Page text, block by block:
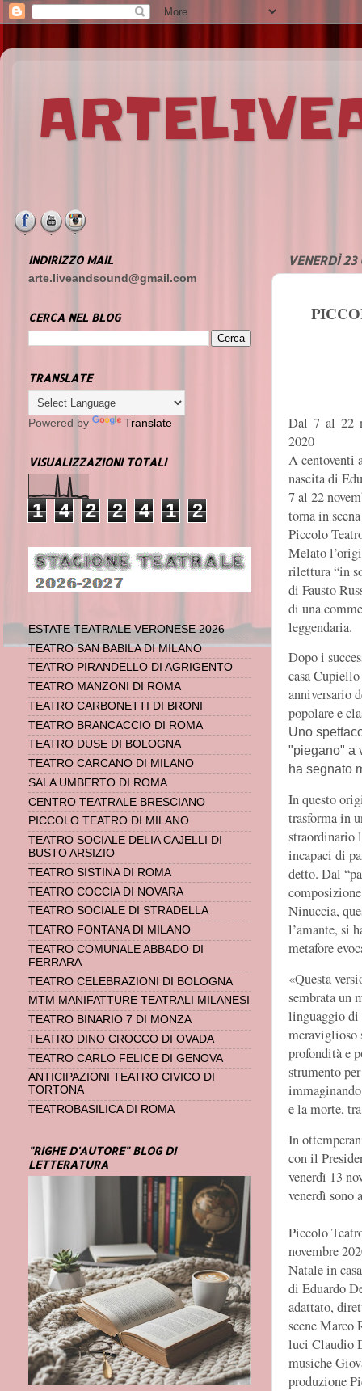
VENERDÌ
Dal 7 al 22
2020
A centoventi
nascita di
7 al 22
torna in
Piccolo
Melato
rilettura “in
di Fausto
di una
leggendaria.
Dopo i
casa
anniversario
popolare e
Uno
"piegano" a
ha segnato
In questo
trasforma in
straordinario
incapaci di
detto. Dal
Ninuccia,
l’amante, si
metafore
«Questa
sembrata un
linguaggio di
meraviglioso
profondità e
strumento
e la morte,
In
con il
venerdì 13
venerdì sono
Piccolo
novembre
Natale in
di Eduardo
adattato,
scene Marco
luci Claudio
musiche
produzione
INDIRIZZO MAIL
arte.liveandsound@gmail.com
CERCA NEL BLOG
TRANSLATE
Powered by Translate
VISUALIZZAZIONI TOTALI
1 4 2 2 4 1 2
ESTATE TEATRALE VERONESE 2026
TEATRO SAN BABILA DI MILANO
TEATRO PIRANDELLO DI AGRIGENTO
TEATRO MANZONI DI ROMA
TEATRO CARBONETTI DI BRONI
TEATRO BRANCACCIO DI ROMA
TEATRO DUSE DI BOLOGNA
TEATRO CARCANO DI MILANO
SALA UMBERTO DI ROMA
CENTRO TEATRALE BRESCIANO
PICCOLO TEATRO DI MILANO
TEATRO SOCIALE DELIA CAJELLI DI
BUSTO ARSIZIO
TEATRO SISTINA DI ROMA
TEATRO COCCIA DI NOVARA
TEATRO SOCIALE DI STRADELLA
TEATRO FONTANA DI MILANO
TEATRO COMUNALE ABBADO DI
FERRARA
TEATRO CELEBRAZIONI DI BOLOGNA
MTM MANIFATTURE TEATRALI MILANESI
TEATRO BINARIO 7 DI MONZA
TEATRO DINO CROCCO DI OVADA
TEATRO CARLO FELICE DI GENOVA
ANTICIPAZIONI TEATRO CIVICO DI
TORTONA
TEATROBASILICA DI ROMA
"RIGHE D'AUTORE" BLOG DI
LETTERATURA